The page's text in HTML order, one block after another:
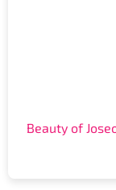
Beauty of